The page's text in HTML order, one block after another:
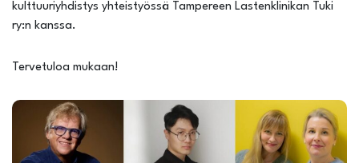
kulttuuriyhdistys yhteistyössä Tampereen Lastenklinikan Tuki
ry:n kanssa.
Tervetuloa mukaan!